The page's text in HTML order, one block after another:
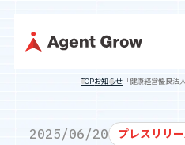
TOP
TOPお知らせ 「健康経営優良
2025/06/20 プレスリリー